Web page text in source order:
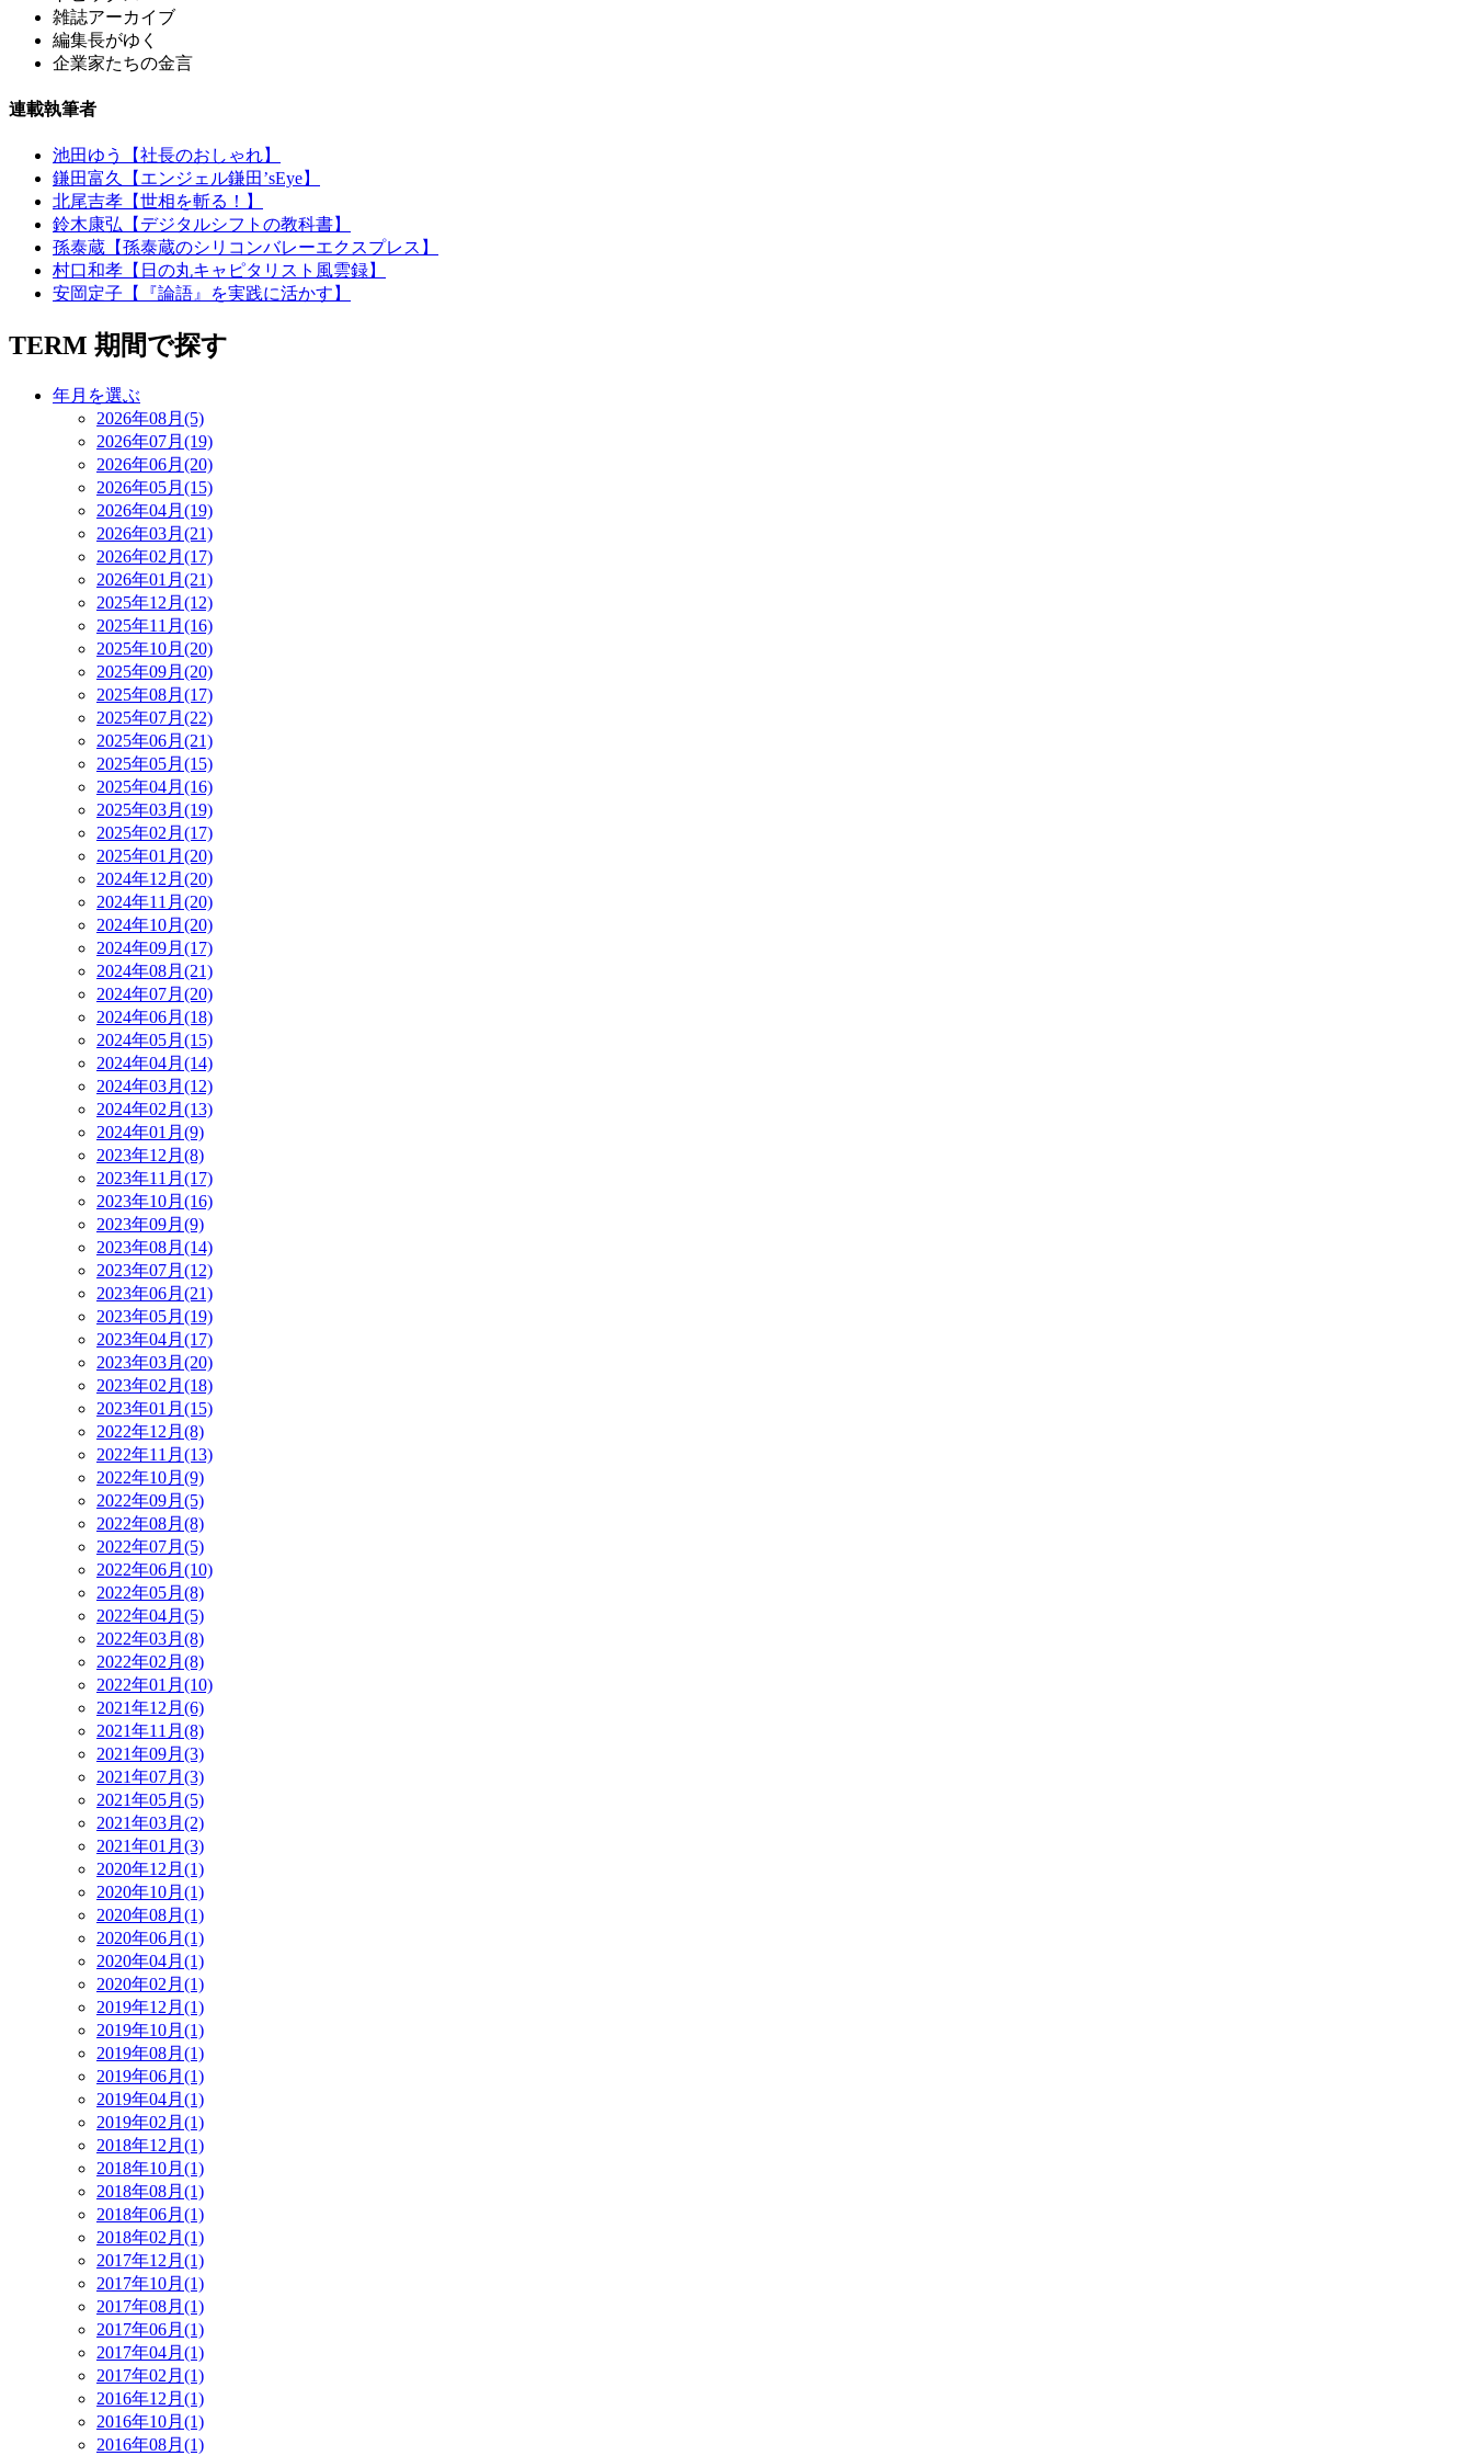
雑誌アーカイブ
編集長がゆく
企業家たちの金言
連載執筆者
池田ゆう【社長のおしゃれ】
鎌田富久【エンジェル鎌田’sEye】
北尾吉孝【世相を斬る！】
鈴木康弘【デジタルシフトの教科書】
孫泰蔵【孫泰蔵のシリコンバレーエクスプレス】
村口和孝【日の丸キャピタリスト風雲録】
安岡定子【『論語』を実践に活かす】
TERM 期間で探す
年月を選ぶ
2026年08月(5)
2026年07月(19)
2026年06月(20)
2026年05月(15)
2026年04月(19)
2026年03月(21)
2026年02月(17)
2026年01月(21)
2025年12月(12)
2025年11月(16)
2025年10月(20)
2025年09月(20)
2025年08月(17)
2025年07月(22)
2025年06月(21)
2025年05月(15)
2025年04月(16)
2025年03月(19)
2025年02月(17)
2025年01月(20)
2024年12月(20)
2024年11月(20)
2024年10月(20)
2024年09月(17)
2024年08月(21)
2024年07月(20)
2024年06月(18)
2024年05月(15)
2024年04月(14)
2024年03月(12)
2024年02月(13)
2024年01月(9)
2023年12月(8)
2023年11月(17)
2023年10月(16)
2023年09月(9)
2023年08月(14)
2023年07月(12)
2023年06月(21)
2023年05月(19)
2023年04月(17)
2023年03月(20)
2023年02月(18)
2023年01月(15)
2022年12月(8)
2022年11月(13)
2022年10月(9)
2022年09月(5)
2022年08月(8)
2022年07月(5)
2022年06月(10)
2022年05月(8)
2022年04月(5)
2022年03月(8)
2022年02月(8)
2022年01月(10)
2021年12月(6)
2021年11月(8)
2021年09月(3)
2021年07月(3)
2021年05月(5)
2021年03月(2)
2021年01月(3)
2020年12月(1)
2020年10月(1)
2020年08月(1)
2020年06月(1)
2020年04月(1)
2020年02月(1)
2019年12月(1)
2019年10月(1)
2019年08月(1)
2019年06月(1)
2019年04月(1)
2019年02月(1)
2018年12月(1)
2018年10月(1)
2018年08月(1)
2018年06月(1)
2018年02月(1)
2017年12月(1)
2017年10月(1)
2017年08月(1)
2017年06月(1)
2017年04月(1)
2017年02月(1)
2016年12月(1)
2016年10月(1)
2016年08月(1)